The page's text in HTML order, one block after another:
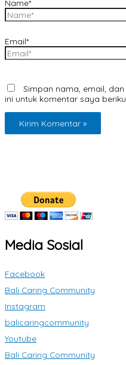
Name*
Email*
Simpan nama, email,
ini untuk komentar saya
Media Sosial
Facebook
Bali Caring Community
Instagram
balicaringcommunity
Youtube
Bali Caring Community